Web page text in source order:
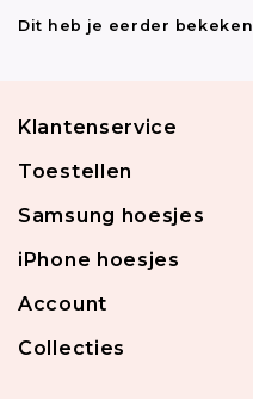
Dit heb je eerder bekeken
Klantenservice
Toestellen
Samsung hoesjes
iPhone hoesjes
Account
Collecties